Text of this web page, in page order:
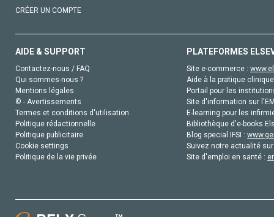
CRÉER UN COMPTE
AIDE & SUPPORT
Contactez-nous / FAQ
Qui sommes-nous ?
Mentions légales
© - Avertissements
Termes et conditions d'utilisation
Politique rédactionnelle
Politique publicitaire
Cookie settings
Politique de la vie privée
PLATEFORMES
Site e-commerce :
Aide à la pratique
Portail pour les
Site d'information sur
E-learning pour les
Bibliothèque d'e-books
Blog special IFSI :
Suivez notre actualité
Site d'emploi en santé :